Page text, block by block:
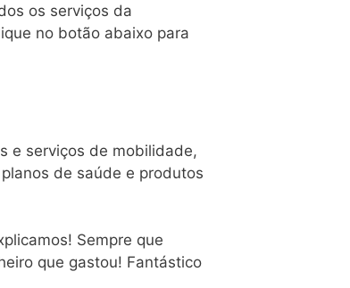
os serviços da
no botão abaixo para
e serviços de mobilidade,
de saúde e produtos
Sempre que
que gastou! Fantástico